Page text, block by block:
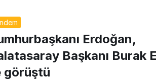
Erdoğan,
Başkanı Burak
görüştü